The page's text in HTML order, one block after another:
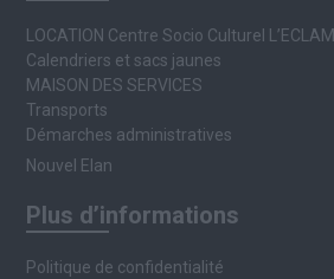
LOCATION Centre Socio Culturel L’ECLAM
Calendriers et sacs jaunes
MAISON DES SERVICES
Transports
Démarches administratives
Nouvel Elan
Plus d’informations
Politique de confidentialité